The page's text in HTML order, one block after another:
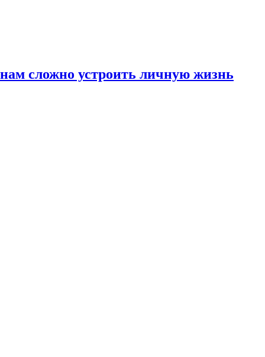
сложно устроить личную жизнь